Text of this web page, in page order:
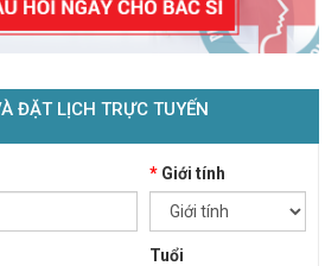
ĐẶT LỊCH TRỰC TUYẾN
*Giới tính
Tuổi